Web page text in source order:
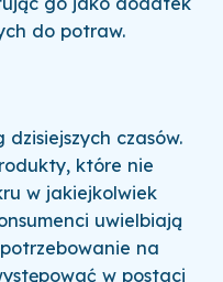
do potraw.
czasów.
które nie
w jakiejkolwiek
uwielbiają
na
w postaci